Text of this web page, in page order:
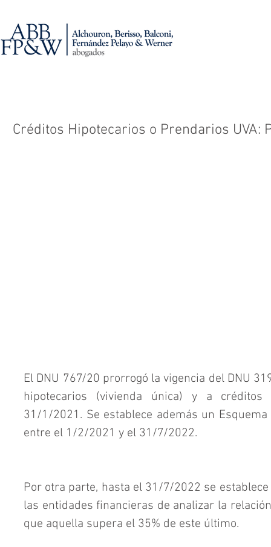
Créditos Hipotecarios o Prendarios UVA:
El DNU 767/20 prorrogó la vigencia del DNU
hipotecarios (vivienda única) y a
31/1/2021. Se establece además un
entre el 1/2/2021 y el 31/7/2022.
Por otra parte, hasta el 31/7/2022 se
las entidades financieras de analizar la
que aquella supera el 35% de este último.